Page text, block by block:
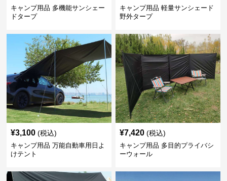
キャンプ用品 多機能サンシェー
ドタープ
キャンプ用品 軽量サンシェード
野外タープ
¥3,100 (税込)
キャンプ用品 万能自動車用日よ
けテント
¥7,420 (税込)
キャンプ用品 多目的プライバシ
ーウォール